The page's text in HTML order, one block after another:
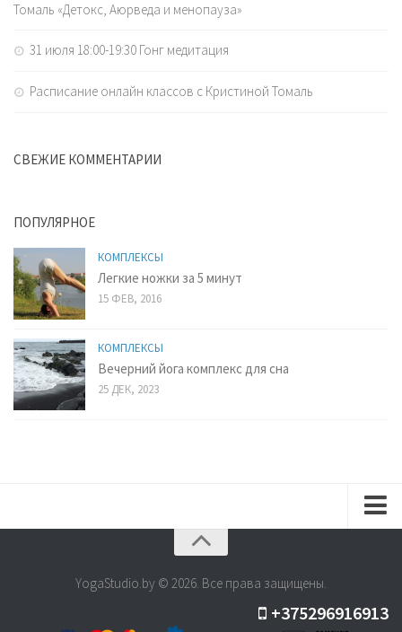
Томаль «Детокс, Аюрведа и менопауза»
31 июля 18:00-19:30 Гонг медитация
Расписание онлайн классов с Кристиной Томаль
СВЕЖИЕ КОММЕНТАРИИ
ПОПУЛЯРНОЕ
КОМПЛЕКСЫ
Легкие ножки за 5 минут
15 ФЕВ, 2016
КОМПЛЕКСЫ
Вечерний йога комплекс для сна
25 ДЕК, 2023
СеминарыYogaStudio.by © 2026. Все права защищены.
+375296916913